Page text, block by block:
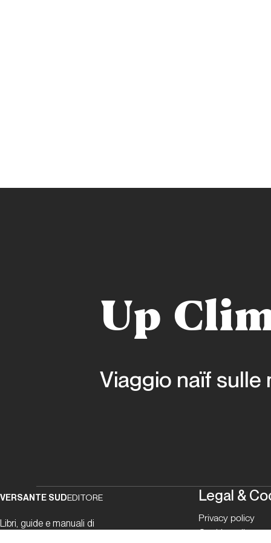
Up
Viaggio naïf sulle
VERSANTE SUDEDITORE
Libri, guide e manuali di
Legal &
Privacy policy
Cookie policy